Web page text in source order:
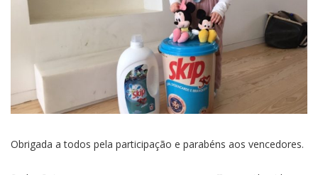
Obrigada a todos pela participação e parabéns aos vencedores.